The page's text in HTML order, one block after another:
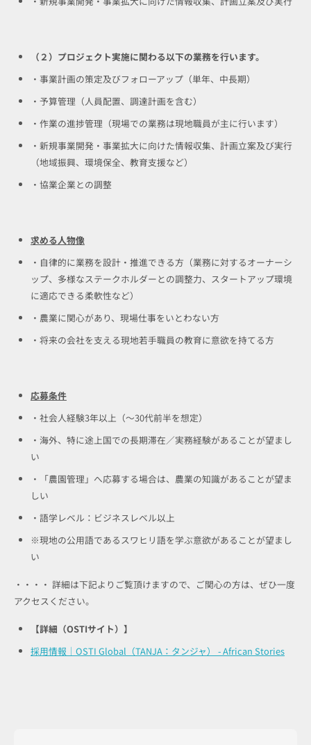
（２）プロジェクト実施に関わる以下の業務を行います。
・事業計画の策定及びフォローアップ（単年、中長期）
・予算管理（人員配置、調達計画を含む）
・作業の進捗管理（現場での業務は現地職員が主に行います）
・新規事業開発・事業拡大に向けた情報収集、計画立案及び実行
（地域振興、環境保全、教育支援など）
・協業企業との調整
求める人物像
・自律的に業務を設計・推進できる方（業務に対するオーナーシ
ップ、多様なステークホルダーとの調整力、スタートアップ環境
に適応できる柔軟性など）
・農業に関心があり、現場仕事をいとわない方
・将来の会社を支える現地若手職員の教育に意欲を持てる方
応募条件
・社会人経験3年以上（～30代前半を想定）
・海外、特に途上国での長期滞在／実務経験があることが望まし
い
・「農園管理」へ応募する場合は、農業の知識があることが望ま
しい
・語学レベル：ビジネスレベル以上
※現地の公用語であるスワヒリ語を学ぶ意欲があることが望まし
い
・・・・ 詳細は下記よりご覧頂けますので、ご関心の方は、ぜひ一度
アクセスください。
【詳細（OSTIサイト）】
採用情報｜OSTI Global（TANJA：タンジャ） - African Stories